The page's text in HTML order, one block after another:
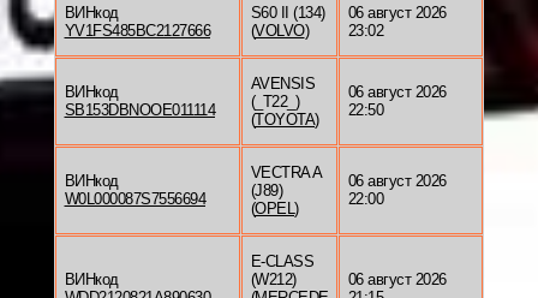
ВИНкод
YV1FS485BC2127666
S60 II (134)
(VOLVO)
06 август 2026
23:02
ВИНкод
SB153DBNOOE011114
AVENSIS
(_T22_)
(TOYOTA)
06 август 2026
22:50
ВИНкод
W0L000087S7556694
VECTRA A
(J89)
(OPEL)
06 август 2026
22:00
ВИНкод
E-CLASS
(W212)
06 август 2026